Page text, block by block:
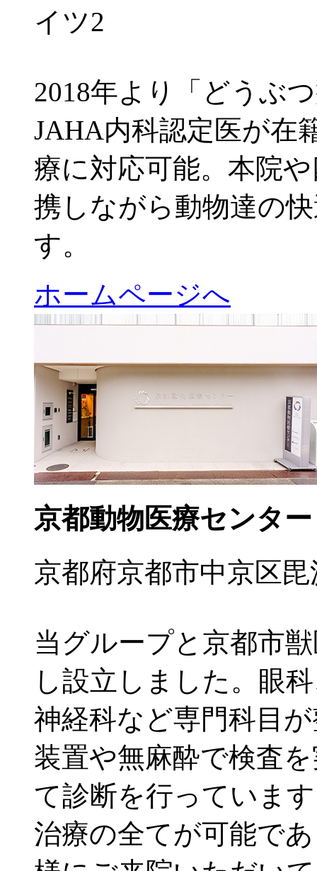
イツ2
2018年より「どうぶ
JAHA内科認定医が在
療に対応可能。本院
携しながら動物達の
す。
ホームページへ
京都動物医療センター
京都府京都市中京区
当グループと京都市
し設立しました。眼
神経科など専門科目
装置や無麻酔で検査
て診断を行っていま
治療の全てが可能で